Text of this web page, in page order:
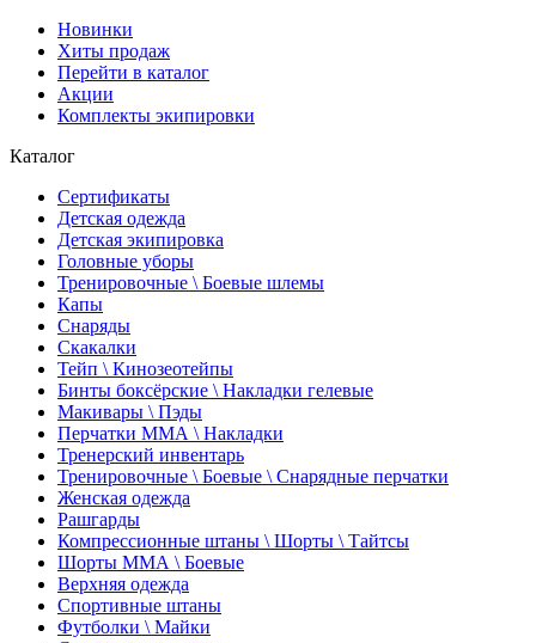
Новинки
Хиты продаж
Перейти в каталог
Акции
Комплекты экипировки
Каталог
Сертификаты
Детская одежда
Детская экипировка
Головные уборы
Тренировочные \ Боевые шлемы
Капы
Снаряды
Скакалки
Тейп \ Кинозеотейпы
Бинты боксёрские \ Накладки гелевые
Макивары \ Пэды
Перчатки ММА \ Накладки
Тренерский инвентарь
Тренировочные \ Боевые \ Снарядные перчатки
Женская одежда
Рашгарды
Компрессионные штаны \ Шорты \ Тайтсы
Шорты ММА \ Боевые
Верхняя одежда
Спортивные штаны
Футболки \ Майки